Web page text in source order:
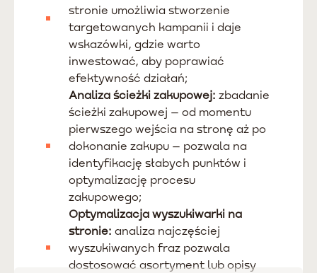
stronie umożliwia stworzenie
targetowanych kampanii i daje
wskazówki, gdzie warto
inwestować, aby poprawiać
efektywność działań;
Analiza ścieżki zakupowej: zbadanie
ścieżki zakupowej – od momentu
pierwszego wejścia na stronę aż po
dokonanie zakupu – pozwala na
identyfikację słabych punktów i
optymalizację procesu
zakupowego;
Optymalizacja wyszukiwarki na
stronie: analiza najczęściej
wyszukiwanych fraz pozwala
dostosować asortyment lub opisy